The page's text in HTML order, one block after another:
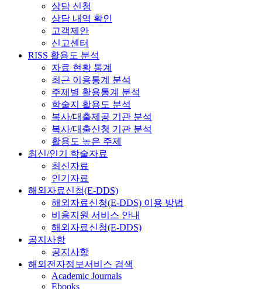
상담 신청
상담 내역 확인
고객제안
신고센터
RISS 활용도 분석
자료 현황 통계
최근 이용통계 분석
주제별 활용통계 분석
학술지 활용도 분석
복사/대출제공 기관 분석
복사/대출신청 기관 분석
활용도 높은 주제
최신/인기 학술자료
최신자료
인기자료
해외자료신청(E-DDS)
해외자료신청(E-DDS) 이용 방법
비용지원 서비스 안내
해외자료신청(E-DDS)
공지사항
공지사항
해외전자정보서비스 검색
Academic Journals
Ebooks